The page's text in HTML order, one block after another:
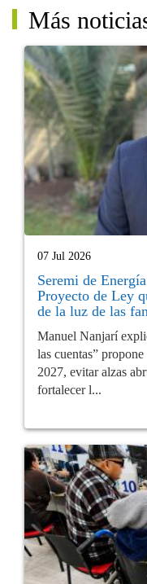
Más
07 Jul 2026
Seremi de
Proyecto de Ley
de la luz de las
Manuel Nanjarí
las cuentas”
2027, evitar alzas
fortalecer l...